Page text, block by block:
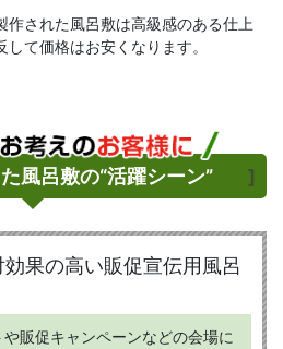
作された風呂敷は高級感のある仕上
て価格はお安くなります。
風呂敷の“活躍シーン” ]
効果の高い販促宣伝用風呂
販促キャンペーンなどの会場に